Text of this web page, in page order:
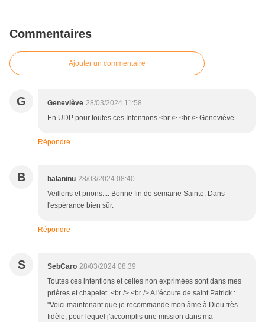
Commentaires
Ajouter un commentaire
G Geneviève 28/03/2024 11:58
En UDP pour toutes ces Intentions <br /> <br /> Geneviève
Répondre
B balaninu 28/03/2024 08:40
Veillons et prions.... Bonne fin de semaine Sainte. Dans
l'espérance bien sûr.
Répondre
S SebCaro 28/03/2024 08:39
Toutes ces intentions et celles non exprimées sont dans mes
prières et chapelet. <br /> <br /> A l'écoute de saint Patrick :
"Voici maintenant que je recommande mon âme à Dieu très
fidèle, pour lequel j'accomplis une mission dans ma